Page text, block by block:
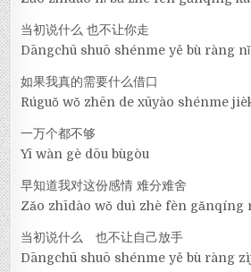
当初说什么 也不让你走
Dāngchū shuō shénme yě bù ràng
如果我真的需要什么借口
Rúguǒ wǒ zhēn de xūyào shénme
一万个都不够
Yī wàn gè dōu bùgòu
早知道我对这份感情 难分难舍
Zǎo zhīdào wǒ duì zhè fèn gǎnqíng
当初说什么 也不让自己放手
Dāngchū shuō shénme yě bù ràng